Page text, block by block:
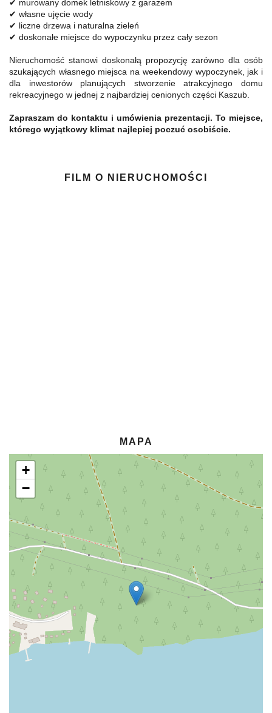
✔ murowany domek letniskowy z garażem
✔ własne ujęcie wody
✔ liczne drzewa i naturalna zieleń
✔ doskonałe miejsce do wypoczynku przez cały sezon
Nieruchomość stanowi doskonałą propozycję zarówno dla osób
szukających własnego miejsca na weekendowy wypoczynek, jak i
dla inwestorów planujących stworzenie atrakcyjnego domu
rekreacyjnego w jednej z najbardziej cenionych części Kaszub.
Zapraszam do kontaktu i umówienia prezentacji. To miejsce,
którego wyjątkowy klimat najlepiej poczuć osobiście.
FILM O NIERUCHOMOŚCI
MAPA
+
−